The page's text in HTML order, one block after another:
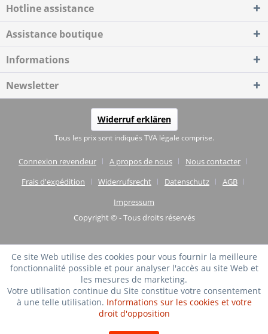
Hotline assistance
Assistance boutique
Informations
Newsletter
Widerruf erklären
Tous les prix sont indiqués TVA légale comprise.
Connexion revendeur A propos de nous
Nous contacter
Frais d'expédition
Widerrufsrecht Datenschutz
AGB
Impressum
Copyright © - Tous droits réservés
Ce site Web utilise des cookies pour vous fournir la meilleure
fonctionnalité possible et pour analyser l'accès au site Web et
les mesures de marketing.
Votre utilisation continue du Site constitue votre consentement
à une telle utilisation. Informations sur les cookies et votre
droit d'opposition